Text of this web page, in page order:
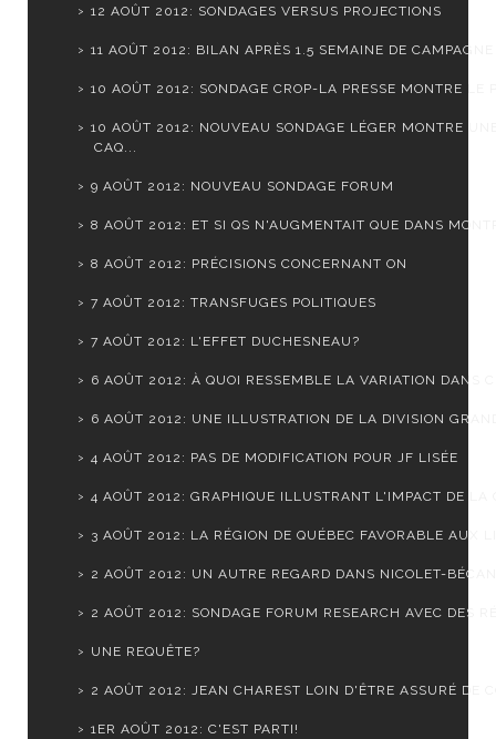
12 AOÛT 2012: SONDAGES VERSUS PROJECTIONS
11 AOÛT 2012: BILAN APRÈS 1.5 SEMAINE DE CAMPAGNE
10 AOÛT 2012: SONDAGE CROP-LA PRESSE MONTRE LE
10 AOÛT 2012: NOUVEAU SONDAGE LÉGER MONTRE
CAQ...
9 AOÛT 2012: NOUVEAU SONDAGE FORUM
8 AOÛT 2012: ET SI QS N'AUGMENTAIT QUE DANS
8 AOÛT 2012: PRÉCISIONS CONCERNANT ON
7 AOÛT 2012: TRANSFUGES POLITIQUES
7 AOÛT 2012: L'EFFET DUCHESNEAU?
6 AOÛT 2012: À QUOI RESSEMBLE LA VARIATION DANS
6 AOÛT 2012: UNE ILLUSTRATION DE LA DIVISION
4 AOÛT 2012: PAS DE MODIFICATION POUR JF LISÉE
4 AOÛT 2012: GRAPHIQUE ILLUSTRANT L'IMPACT DE LA
3 AOÛT 2012: LA RÉGION DE QUÉBEC FAVORABLE AUX
2 AOÛT 2012: UN AUTRE REGARD DANS NICOLET-
2 AOÛT 2012: SONDAGE FORUM RESEARCH AVEC DES
UNE REQUÊTE?
2 AOÛT 2012: JEAN CHAREST LOIN D'ÊTRE ASSURÉ DE
1ER AOÛT 2012: C'EST PARTI!